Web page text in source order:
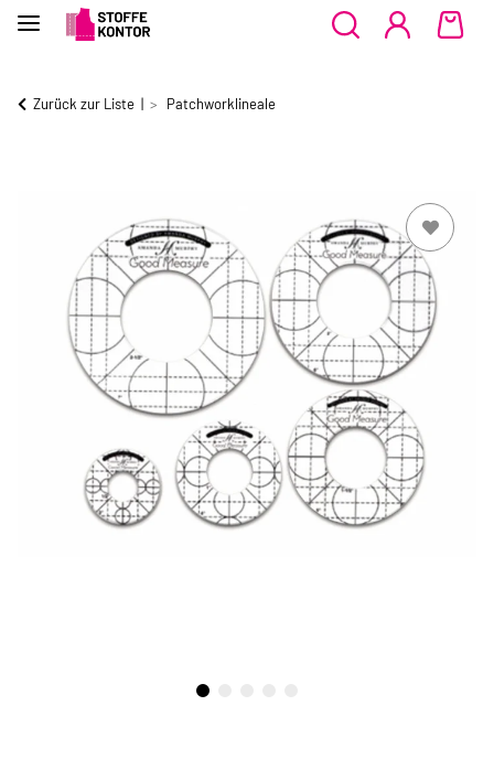
Zurück zur Liste Patchworklineale